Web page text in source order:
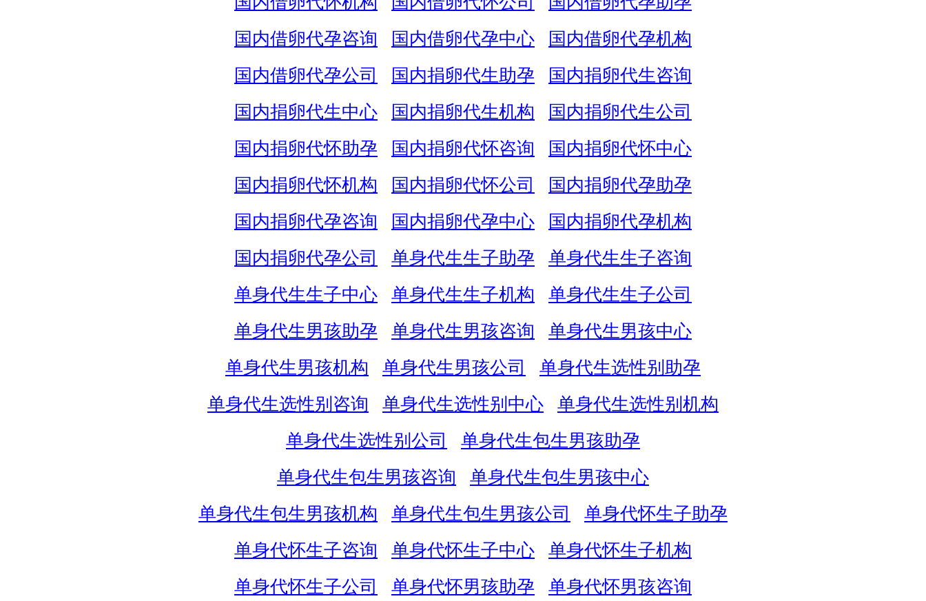
国内借卵代孕咨询
国内借卵代孕中心
国内借卵代孕机构
国内借卵代孕公司
国内捐卵代生助孕
国内捐卵代生咨询
国内捐卵代生中心
国内捐卵代生机构
国内捐卵代生公司
国内捐卵代怀助孕
国内捐卵代怀咨询
国内捐卵代怀中心
国内捐卵代怀机构
国内捐卵代怀公司
国内捐卵代孕助孕
国内捐卵代孕咨询
国内捐卵代孕中心
国内捐卵代孕机构
国内捐卵代孕公司
单身代生生子助孕
单身代生生子咨询
单身代生生子中心
单身代生生子机构
单身代生生子公司
单身代生男孩助孕
单身代生男孩咨询
单身代生男孩中心
单身代生男孩机构
单身代生男孩公司
单身代生选性别助孕
单身代生选性别咨询
单身代生选性别中心
单身代生选性别机构
单身代生选性别公司
单身代生包生男孩助孕
单身代生包生男孩咨询
单身代生包生男孩中心
单身代生包生男孩机构
单身代生包生男孩公司
单身代怀生子助孕
单身代怀生子咨询
单身代怀生子中心
单身代怀生子机构
单身代怀生子公司
单身代怀男孩助孕 单身代怀男孩咨询